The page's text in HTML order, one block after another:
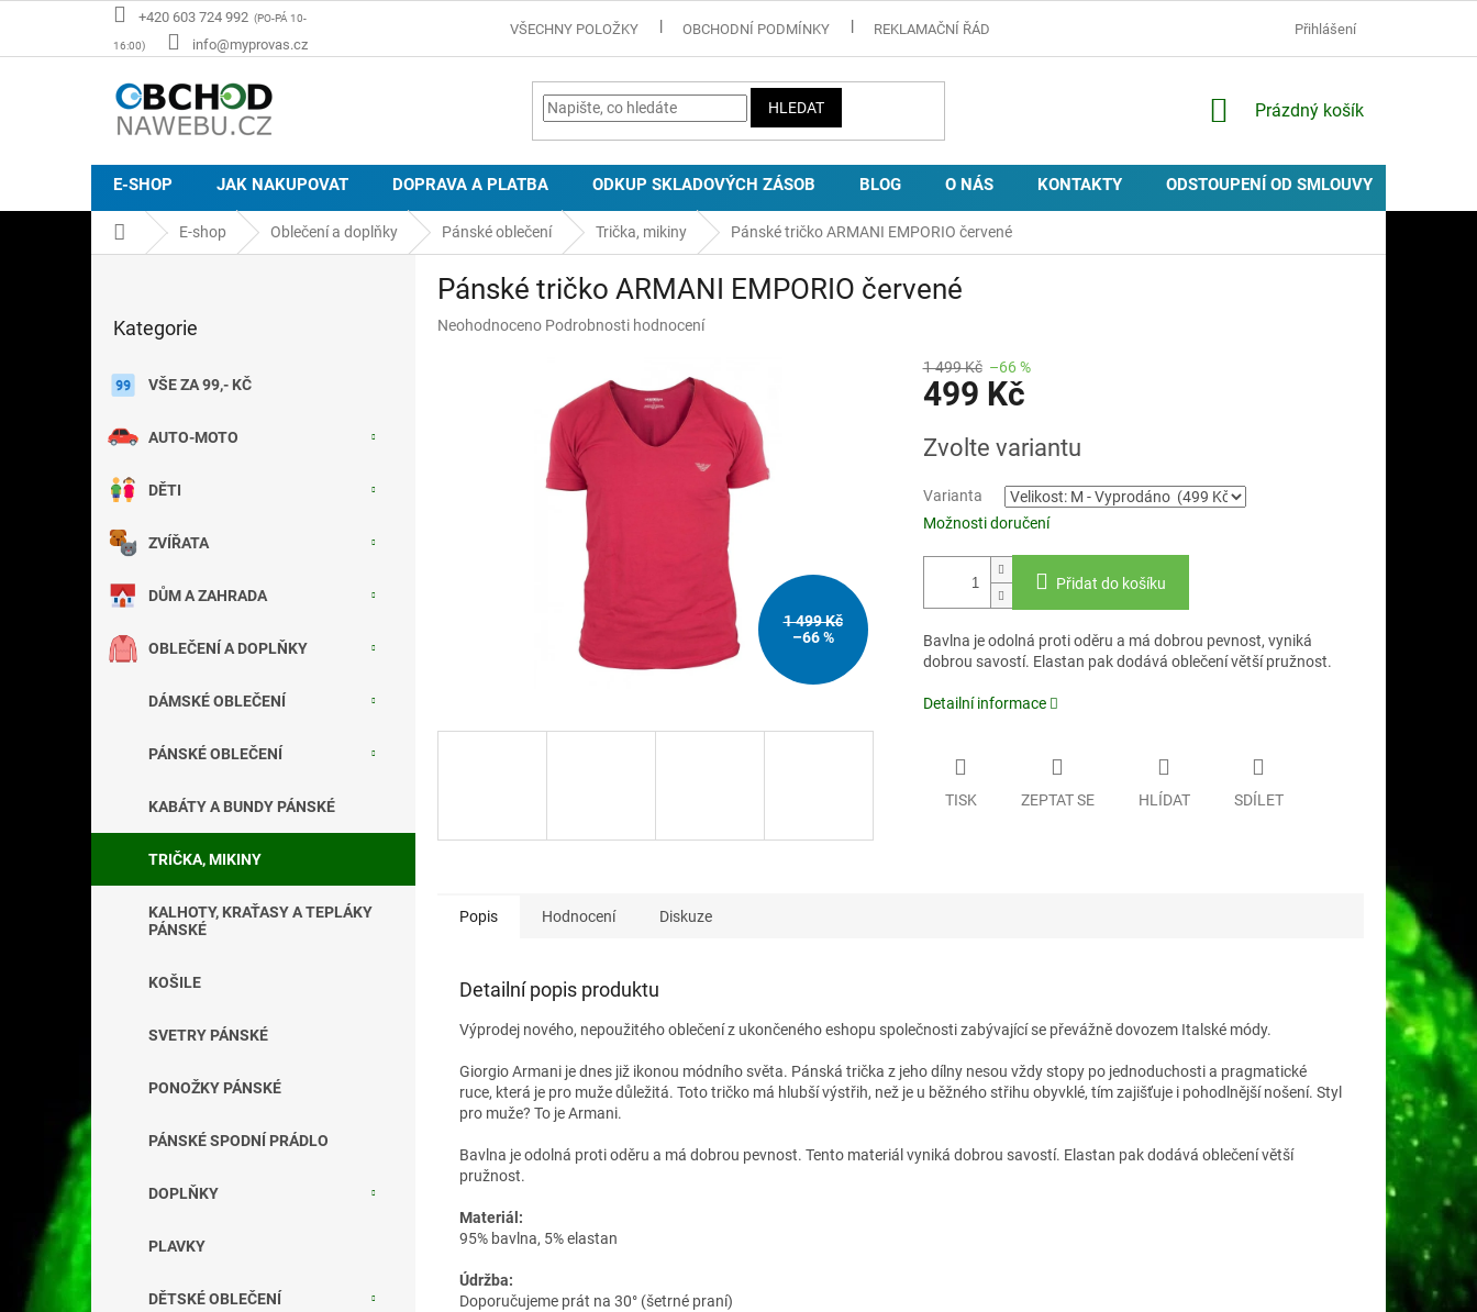
+420 603 724 992
info@myprovas.cz
VŠECHNY POLOŽKY OBCHODNÍ PODMÍNKY REKLAMAČNÍ ŘÁD ZÁSADY POUŽÍVÁNÍ COOKIES
Přihlášení
HLEDAT
NÁKUPNÍ
Prázdný košík
E-SHOP JAK NAKUPOVAT DOPRAVA A PLATBA ODKUP SKLADOVÝCH ZÁSOB BLOG O NÁS KONTAKTY ODSTOUPENÍ OD SMLOUVY
Domů E-shop Oblečení a doplňky Pánské oblečení Trička, mikiny Pánské tričko ARMANI EMPORIO červené
kategorie
Kategorie
VŠE ZA 99,- KČ
AUTO-MOTO
DĚTI
ZVÍŘATA
DŮM A ZAHRADA
OBLEČENÍ A DOPLŇKY
DÁMSKÉ OBLEČENÍ
PÁNSKÉ OBLEČENÍ
KABÁTY A BUNDY PÁNSKÉ
TRIČKA, MIKINY
KALHOTY, KRAŤASY A TEPLÁKY
PÁNSKÉ
KOŠILE
SVETRY PÁNSKÉ
PONOŽKY PÁNSKÉ
PÁNSKÉ SPODNÍ PRÁDLO
DOPLŇKY
PLAVKY
DĚTSKÉ OBLEČENÍ
Pánské tričko ARMANI EMPORIO červené
Průměrné
Neohodnoceno Podrobnosti hodnocení
1 499 Kč
–66 %
1 499 Kč –66 %
499 Kč
cena:
Zvolte variantu
Varianta
Možnosti doručení
Přidat do košíku
Bavlna je odolná proti oděru a má dobrou pevnost, vyniká
dobrou savostí. Elastan pak dodává oblečení větší pružnost.
Detailní informace
TISK ZEPTAT SE HLÍDAT SDÍLET
Popis Hodnocení Diskuze
Detailní popis produktu
Výprodej nového, nepoužitého oblečení z ukončeného eshopu společnosti zabývající se převážně dovozem Italské módy.
Giorgio Armani je dnes již ikonou módního světa. Pánská trička z jeho dílny nesou vždy stopy po jednoduchosti a pragmatické
ruce, která je pro muže důležitá. Toto tričko má hlubší výstřih, než je u běžného střihu obyvklé, tím zajišťuje i pohodlnější nošení. Styl
pro muže? To je Armani.
Bavlna je odolná proti oděru a má dobrou pevnost. Tento materiál vyniká dobrou savostí. Elastan pak dodává oblečení větší
pružnost.
Materiál:
95% bavlna, 5% elastan
Údržba:
Doporučujeme prát na 30° (šetrné praní)